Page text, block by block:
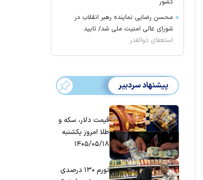
کشور
محسن رضایی نماینده رهبر انقلاب در
شورای عالی امنیت ملی شد/ تایید
استعفای ذوالقدر
پیشنهاد سردبیر
قیمت دلار، سکه و
طلا امروز یکشنبه
۱۴۰۵/۰۵/۱۸
تورم ۱۳۰ درصدی